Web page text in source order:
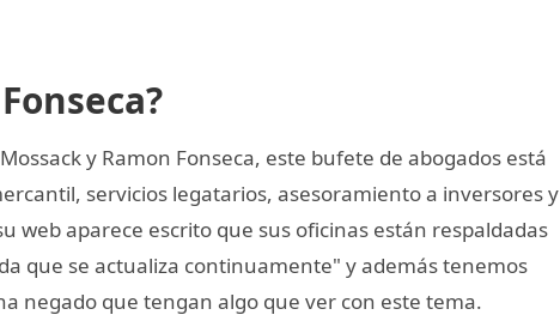
y Ramon Fonseca, este bufete de abogados está
servicios legatarios, asesoramiento a inversores y
web aparece escrito que sus oficinas están respaldadas
que se actualiza continuamente" y además tenemos
negado que tengan algo que ver con este tema.